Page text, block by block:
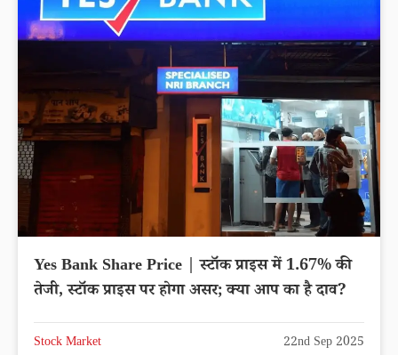
Yes Bank Share Price | स्टॉक प्राइस में 1.67% की
तेजी, स्टॉक प्राइस पर होगा असर; क्या आप का है दाव?
Stock Market 22nd Sep 2025